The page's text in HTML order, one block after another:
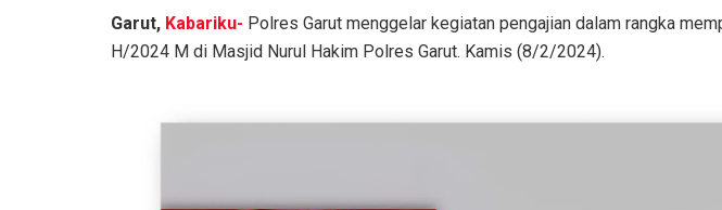
Garut, Kabariku- Polres Garut menggelar kegiatan pengajian dalam rangka
H/2024 M di Masjid Nurul Hakim Polres Garut. Kamis (8/2/2024).